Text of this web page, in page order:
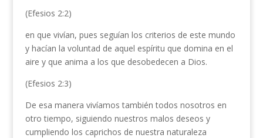
(Efesios 2:2)
en que vivían, pues seguían los criterios de este mundo
y hacían la voluntad de aquel espíritu que domina en el
aire y que anima a los que desobedecen a Dios.
(Efesios 2:3)
De esa manera vivíamos también todos nosotros en
otro tiempo, siguiendo nuestros malos deseos y
cumpliendo los caprichos de nuestra naturaleza